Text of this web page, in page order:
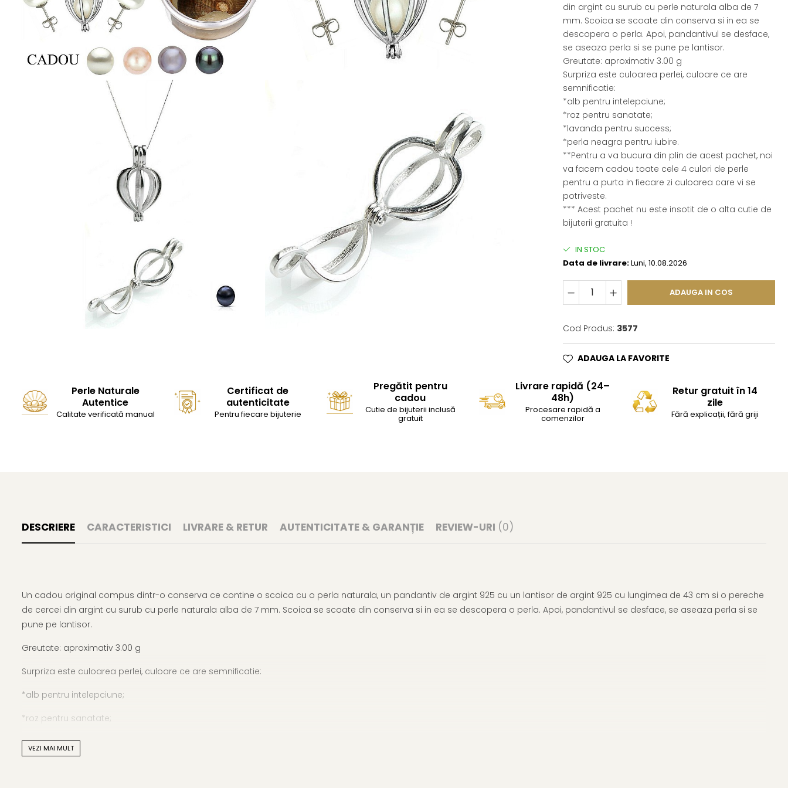
Seturi Perle cu Argint
Brățări cu Perle
Brose cu Perle
din argint cu surub cu perle naturala alba de 7
mm. Scoica se scoate din conserva si in ea se
descopera o perla. Apoi, pandantivul se desface,
se aseaza perla si se pune pe lantisor.
Greutate: aproximativ 3.00 g
Surpriza este culoarea perlei, culoare ce are
semnificatie:
*alb pentru intelepciune;
*roz pentru sanatate;
*lavanda pentru success;
*perla neagra pentru iubire.
**Pentru a va bucura din plin de acest pachet, noi
va facem cadou toate cele 4 culori de perle
pentru a purta in fiecare zi culoarea care vi se
potriveste.
*** Acest pachet nu este insotit de o alta cutie de
bijuterii gratuita !
IN STOC
Data de livrare:Luni, 10.08.2026
ADAUGA IN COS
Cod Produs: 3577
ADAUGA LA FAVORITE
Perle Naturale
Autentice
Calitate verificată manual
Certificat de
autenticitate
Pentru fiecare bijuterie
Pregătit pentru
cadou
Cutie de bijuterii inclusă
gratuit
Livrare rapidă (24–
48h)
Procesare rapidă a
comenzilor
Retur gratuit în 14
zile
Fără explicații, fără griji
DESCRIERE CARACTERISTICI LIVRARE & RETUR AUTENTICITATE & GARANȚIE REVIEW-URI (0)
Un cadou original compus dintr-o conserva ce contine o scoica cu o perla naturala, un pandantiv de argint 925 cu un lantisor de argint 925 cu lungimea de 43 cm si o pereche
de cercei din argint cu surub cu perle naturala alba de 7 mm. Scoica se scoate din conserva si in ea se descopera o perla. Apoi, pandantivul se desface, se aseaza perla si se
pune pe lantisor.
Greutate: aproximativ 3.00 g
Surpriza este culoarea perlei, culoare ce are semnificatie:
*alb pentru intelepciune;
*roz pentru sanatate;
*lavanda pentru success;
VEZI MAI MULT